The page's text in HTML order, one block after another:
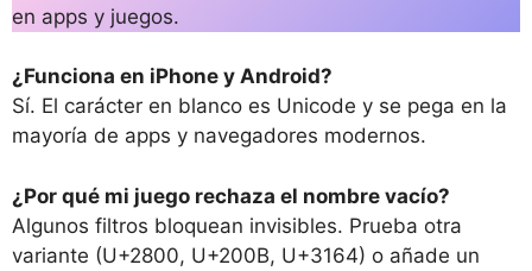
en apps y juegos.
¿Funciona en iPhone y Android?
Sí. El carácter en blanco es Unicode y se pega en la
mayoría de apps y navegadores modernos.
¿Por qué mi juego rechaza el nombre vacío?
Algunos filtros bloquean invisibles. Prueba otra
variante (U+2800, U+200B, U+3164) o añade un